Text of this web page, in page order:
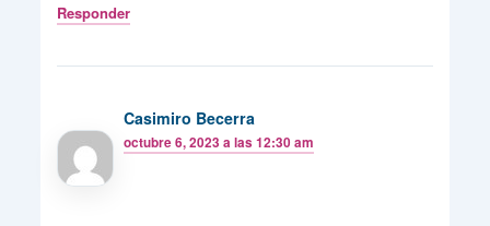
Responder
Casimiro Becerra
octubre 6, 2023 a las 12:30 am